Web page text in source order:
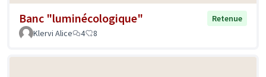
Banc "luminécologique"
Retenue
Klervi Alice
4 8